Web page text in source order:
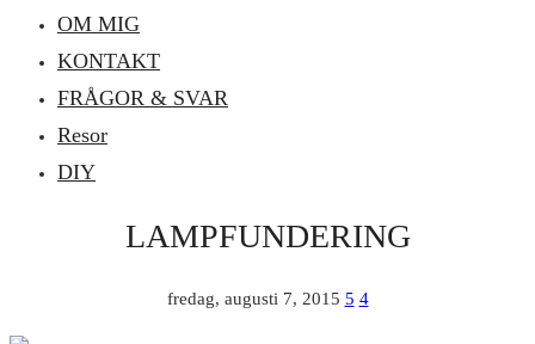
OM MIG
KONTAKT
FRÅGOR & SVAR
Resor
DIY
LAMPFUNDERING
fredag, augusti 7, 2015 5 4